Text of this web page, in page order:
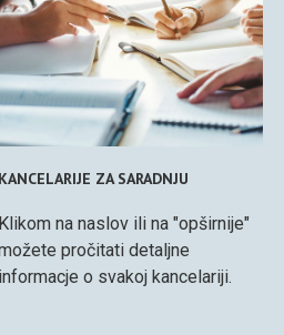
KANCELARIJE ZA SARADNJU
Klikom na naslov ili na "opširnije"
pročitati detaljne
informacje o svakoj kancelariji.